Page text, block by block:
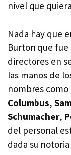
nivel que
Nada hay que
Burton que fue
directores en
las manos de
nombres como
Columbus,
Schumacher,
del personal
dada su